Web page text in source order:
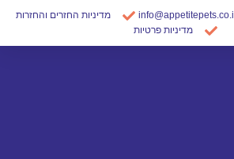
info@appetitepets.co.il
מדיניות החזרים והחזרות
מדיניות פרטיות